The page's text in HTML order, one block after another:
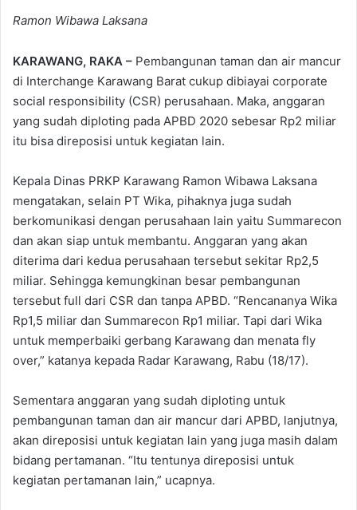
Ramon Wibawa Laksana
KARAWANG, RAKA – Pembangunan taman dan air mancur
di Interchange Karawang Barat cukup dibiayai corporate
social responsibility (CSR) perusahaan. Maka, anggaran
yang sudah diploting pada APBD 2020 sebesar Rp2 miliar
itu bisa direposisi untuk kegiatan lain.
Kepala Dinas PRKP Karawang Ramon Wibawa Laksana
mengatakan, selain PT Wika, pihaknya juga sudah
berkomunikasi dengan perusahaan lain yaitu Summarecon
dan akan siap untuk membantu. Anggaran yang akan
diterima dari kedua perusahaan tersebut sekitar Rp2,5
miliar. Sehingga kemungkinan besar pembangunan
tersebut full dari CSR dan tanpa APBD. “Rencananya Wika
Rp1,5 miliar dan Summarecon Rp1 miliar. Tapi dari Wika
untuk memperbaiki gerbang Karawang dan menata fly
over,” katanya kepada Radar Karawang, Rabu (18/17).
Sementara anggaran yang sudah diploting untuk
pembangunan taman dan air mancur dari APBD, lanjutnya,
akan direposisi untuk kegiatan lain yang juga masih dalam
bidang pertamanan. “Itu tentunya direposisi untuk
kegiatan pertamanan lain,” ucapnya.